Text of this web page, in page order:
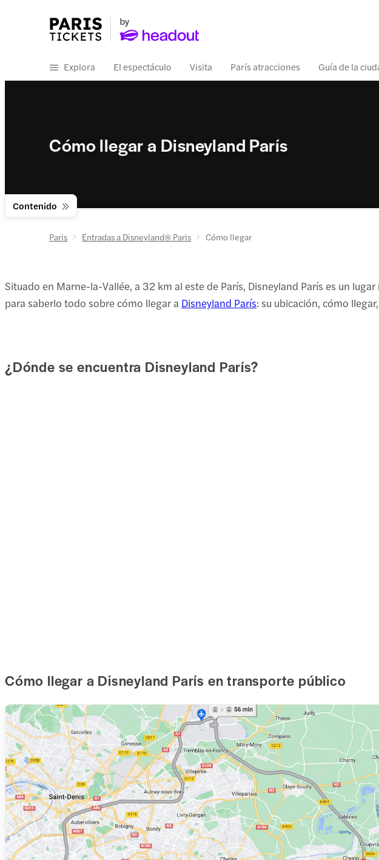
Explora El espectáculo Visita París atracciones Guía de la
Contenido
Cómo llegar a Disneyland París
Paris Entradas a Disneyland® Paris Cómo llegar
Situado en Marne-la-Vallée, a 32 km al este de París, Disneyland París es un
para saberlo todo sobre cómo llegar a Disneyland París: su ubicación, cómo
¿Dónde se encuentra Disneyland París?
Cómo llegar a Disneyland París en transporte público